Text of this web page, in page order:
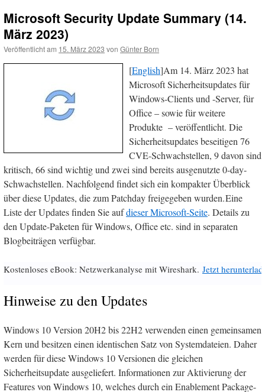
Microsoft Security Update Summary (14.
März 2023)
Veröffentlicht am 15. März 2023 von Günter Born
[English]Am 14. März 2023 hat
Microsoft Sicherheitsupdates für
Windows-Clients und -Server, für
Office – sowie für weitere
Produkte – veröffentlicht. Die
Sicherheitsupdates beseitigen 76
CVE-Schwachstellen, 9 davon sind
kritisch, 66 sind wichtig und zwei sind bereits ausgenutzte 0-day-
Schwachstellen. Nachfolgend findet sich ein kompakter Überblick
über diese Updates, die zum Patchday freigegeben wurden.Eine
Liste der Updates finden Sie aufdieser Microsoft-Seite. Details zu
den Update-Paketen für Windows, Office etc. sind in separaten
Blogbeiträgen verfügbar.
Kostenloses eBook: Netzwerkanalyse mit Wireshark. Jetzt
Hinweise zu den Updates
Windows 10 Version 20H2 bis 22H2 verwenden einen gemeinsamen
Kern und besitzen einen identischen Satz von Systemdateien. Daher
werden für diese Windows 10 Versionen die gleichen
Sicherheitsupdate ausgeliefert. Informationen zur Aktivierung der
Features von Windows 10, welches durch ein Enablement Package-